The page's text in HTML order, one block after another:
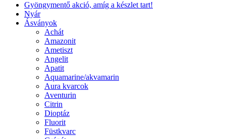
Gyöngymentő akció, amíg a készlet tart!
Nyár
Ásványok
Achát
Amazonit
Ametiszt
Angelit
Apatit
Aquamarine/akvamarin
Aura kvarcok
Aventurin
Citrin
Dioptáz
Fluorit
Füstkvarc